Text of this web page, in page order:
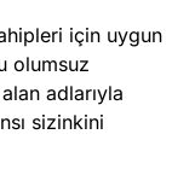
için uygun
olumsuz
adlarıyla
sizinkini